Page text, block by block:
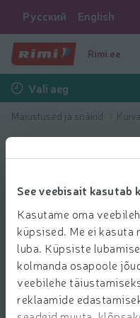
See veebisait kasutab
Kasutame oma
küpsised. Me ei kasuta
luba. Küpsiste
kolmanda osapoole
veebilehe
reklaamide
Русский English
Rimi.ee
Vali aeg
Maiustused ja snäkid